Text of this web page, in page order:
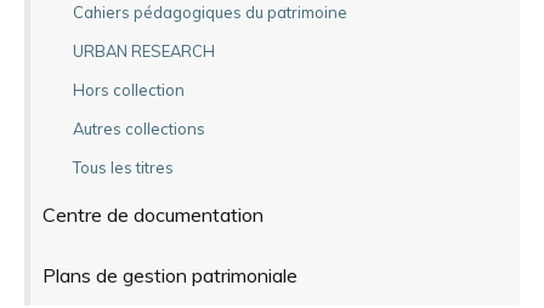
Cahiers pédagogiques du patrimoine
URBAN RESEARCH
Hors collection
Autres collections
Tous les titres
Centre de documentation
Plans de gestion patrimoniale